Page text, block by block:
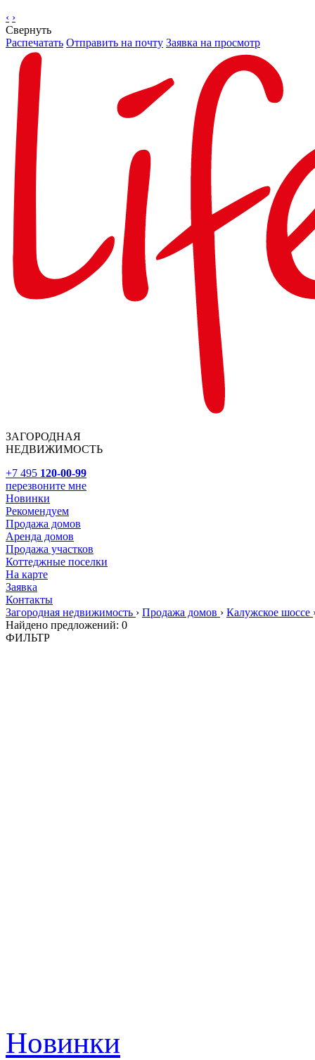
‹ ›
Свернуть
Распечатать Отправить на почту Заявка на просмотр
ЗАГОРОДНАЯ
НЕДВИЖИМОСТЬ
+7 495 120-00-99
перезвоните мне
Новинки
Рекомендуем
Продажа домов
Аренда домов
Продажа участков
Коттеджные поселки
На карте
Заявка
Контакты
Загородная недвижимость › Продажа домов › Калужское шоссе
Найдено предложений: 0
ФИЛЬТР
Новинки